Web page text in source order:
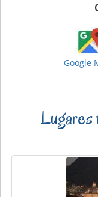
Google